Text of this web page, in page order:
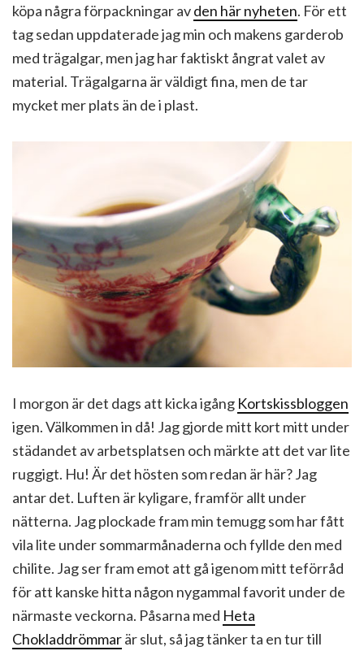
köpa några förpackningar avden här nyheten. För ett
tag sedan uppdaterade jag min och makens garderob
med trägalgar, men jag har faktiskt ångrat valet av
material. Trägalgarna är väldigt fina, men de tar
mycket mer plats än de i plast.
I morgon är det dags att kicka igång Kortskissbloggen
igen. Välkommen in då! Jag gjorde mitt kort mitt under
städandet av arbetsplatsen och märkte att det var lite
ruggigt. Hu! Är det hösten som redan är här? Jag
antar det. Luften är kyligare, framför allt under
nätterna. Jag plockade fram min temugg som har fått
vila lite under sommarmånaderna och fyllde den med
chilite. Jag ser fram emot att gå igenom mitt teförråd
för att kanske hitta någon nygammal favorit under de
närmaste veckorna. Påsarna med Heta
Chokladdrömmarär slut, så jag tänker ta en tur till